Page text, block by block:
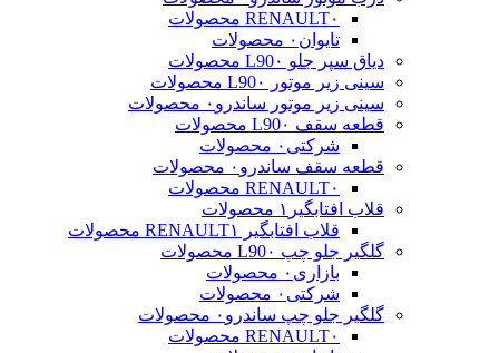
RENAULT۰ محصولات
تایوان ۰ محصولات
دیاق سپر جلو L90 ۰ محصولات
سینی زیر موتور L90
۰ محصولات
سینی زیر موتور ساندرو ۰ محصولات
قطعه سقف L90 ۰ محصولات
شرکتی ۰ محصولات
قطعه سقف ساندرو ۰ محصولات
RENAULT۰ محصولات
قلاب افتابگیر ۱ محصولات
قلاب افتابگیر RENAULT
۱ محصولات
گلگیر جلو چپ L90 ۰ محصولات
بازاری ۰ محصولات
شرکتی ۰ محصولات
گلگیر جلو چپ ساندرو ۰ محصولات
RENAULT۰ محصولات